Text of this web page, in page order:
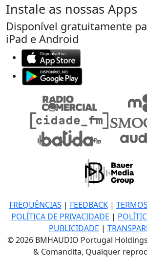
Instale as nossas Apps
Disponível gratuitamente
iPad e Android
FREQUÊNCIAS | FEEDBACK|
POLÍTICA DE PRIVACIDADE |
PUBLICIDADE |
© 2026 BMHAUDIO Portugal
& Comandita, Qualquer